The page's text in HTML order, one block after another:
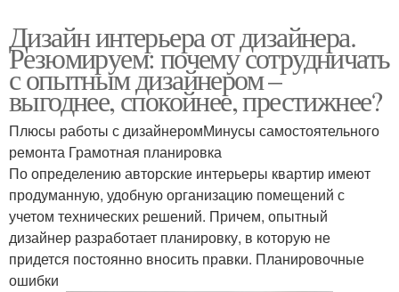
Дизайн интерьера от дизайнера.
Резюмируем: почему сотрудничать
с опытным дизайнером –
выгоднее, спокойнее, престижнее?
Плюсы работы с дизайнеромМинусы самостоятельного
ремонта Грамотная планировка
По определению авторские интерьеры квартир имеют
продуманную, удобную организацию помещений с
учетом технических решений. Причем, опытный
дизайнер разработает планировку, в которую не
придется постоянно вносить правки. Планировочные
ошибки